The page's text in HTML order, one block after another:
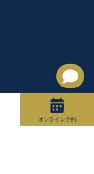
オンライン予約